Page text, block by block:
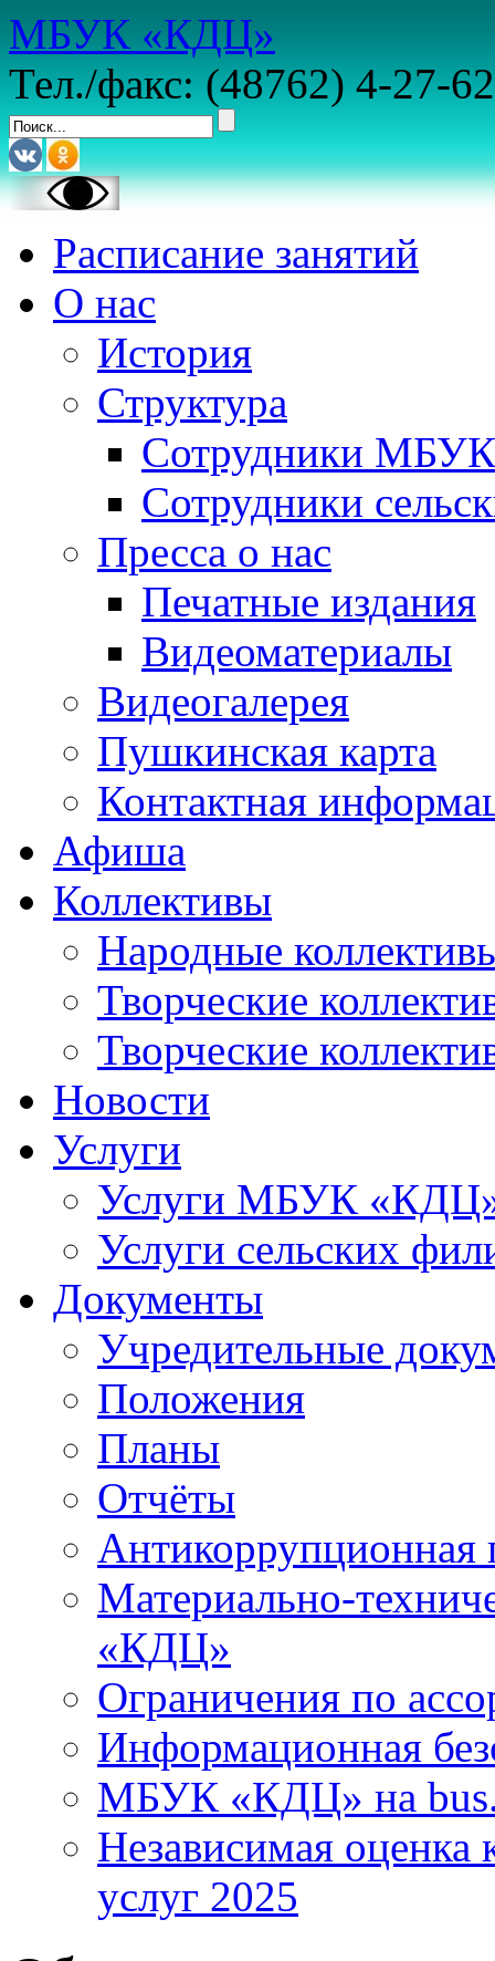
МБУК «КДЦ»
Тел./факс: (48762) 4-27-62
Расписание занятий
О нас
История
Структура
Сотрудники
Сотрудники
Пресса о нас
Печатные издания
Видеоматериалы
Видеогалерея
Пушкинская карта
Контактная
Афиша
Коллективы
Народные
Творческие
Творческие
Новости
Услуги
Услуги МБУК
Услуги сельских
Документы
Учредительные
Положения
Планы
Отчёты
Антикоррупционная
Материально-
«КДЦ»
Ограничения по
Информационная
МБУК «КДЦ» на
Независимая оценка
услуг 2025